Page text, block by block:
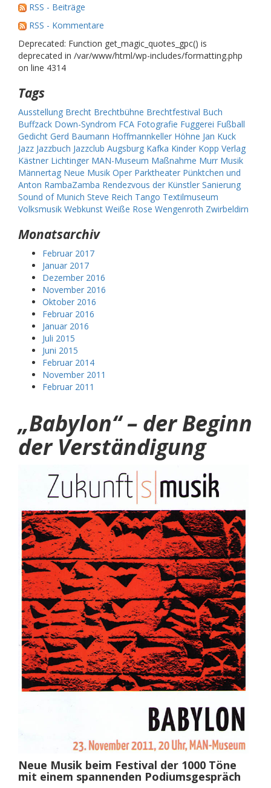
RSS - Beiträge
RSS - Kommentare
Deprecated: Function get_magic_quotes_gpc() is
deprecated in /var/www/html/wp-includes/formatting.php
on line 4314
Tags
Ausstellung Brecht Brechtbühne Brechtfestival Buch
Buffzack Down-Syndrom FCA Fotografie Fuggerei Fußball
Gedicht Gerd Baumann Hoffmannkeller Höhne Jan Kuck
Jazz Jazzbuch Jazzclub Augsburg Kafka Kinder Kopp Verlag
Kästner Lichtinger MAN-Museum Maßnahme Murr Musik
Männertag Neue Musik Oper Parktheater Pünktchen und
Anton RambaZamba Rendezvous der Künstler Sanierung
Sound of Munich Steve Reich Tango Textilmuseum
Volksmusik Webkunst Weiße Rose Wengenroth Zwirbeldirn
Monatsarchiv
Februar 2017
Januar 2017
Dezember 2016
November 2016
Oktober 2016
Februar 2016
Januar 2016
Juli 2015
Juni 2015
Februar 2014
November 2011
Februar 2011
„Babylon“ – der Beginn
der Verständigung
Neue Musik beim Festival der 1000 Töne
mit einem spannenden Podiumsgespräch